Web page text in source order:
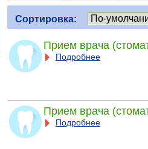
Сортировка:
Прием врача
Подробнее
Прием врача
Подробнее